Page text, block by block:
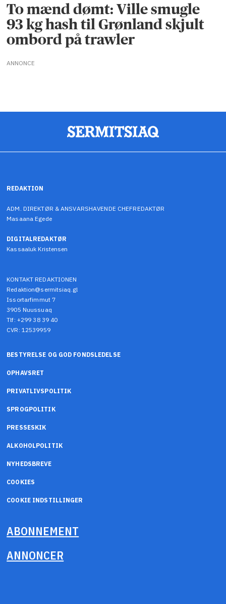
To mænd dømt: Ville smugle
93 kg hash til Grønland skjult
ombord på trawler
ANNONCE
REDAKTION
ADM. DIREKTØR & ANSVARSHAVENDE CHEFREDAKTØR
Masaana Egede
DIGITALREDAKTØR
Kassaaluk Kristensen
KONTAKT REDAKTIONEN
Redaktion@sermitsiaq.gl
Issortarfimmut 7
3905 Nuussuaq
Tlf: +299 38 39 40
CVR: 12539959
BESTYRELSE OG GOD FONDSLEDELSE
OPHAVSRET
PRIVATLIVSPOLITIK
SPROGPOLITIK
PRESSESKIK
ALKOHOLPOLITIK
NYHEDSBREVE
COOKIES
COOKIE INDSTILLINGER
ABONNEMENT
ANNONCER